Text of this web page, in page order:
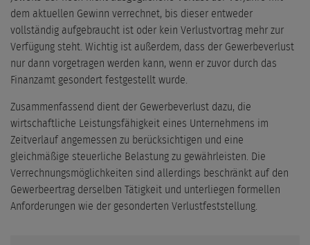
dem aktuellen Gewinn verrechnet, bis dieser entweder
vollständig aufgebraucht ist oder kein Verlustvortrag mehr zur
Verfügung steht. Wichtig ist außerdem, dass der Gewerbeverlust
nur dann vorgetragen werden kann, wenn er zuvor durch das
Finanzamt gesondert festgestellt wurde.
Zusammenfassend dient der Gewerbeverlust dazu, die
wirtschaftliche Leistungsfähigkeit eines Unternehmens im
Zeitverlauf angemessen zu berücksichtigen und eine
gleichmäßige steuerliche Belastung zu gewährleisten. Die
Verrechnungsmöglichkeiten sind allerdings beschränkt auf den
Gewerbeertrag derselben Tätigkeit und unterliegen formellen
Anforderungen wie der gesonderten Verlustfeststellung.